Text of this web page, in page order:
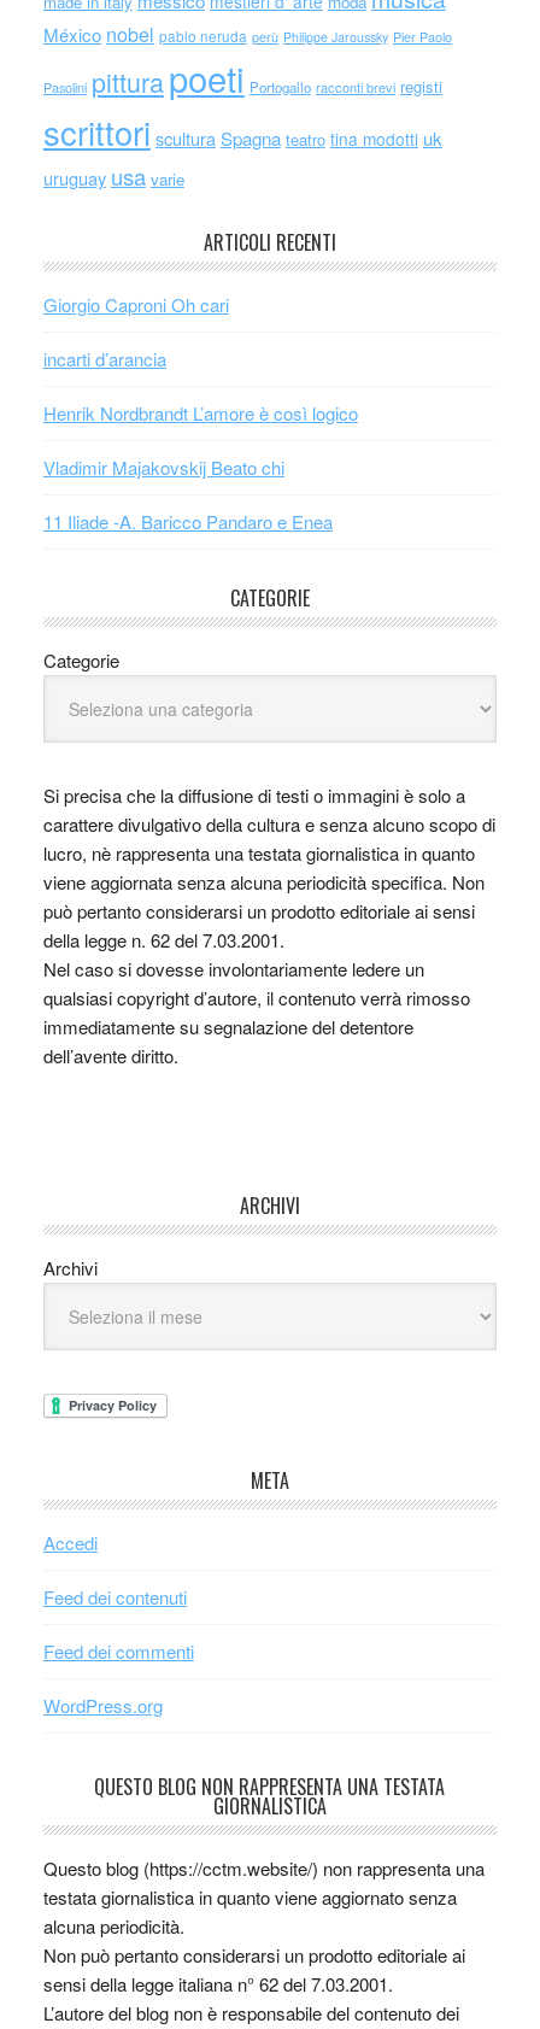
México nobel pablo neruda perù Philippe Jaroussky Pier Paolo
Pasolini pitturapoeti Portogallo racconti brevi registi
scrittori scultura Spagna teatro tina modotti uk
uruguay usa varie
ARTICOLI RECENTI
Giorgio Caproni Oh cari
incarti d’arancia
Henrik Nordbrandt L’amore è così logico
Vladimir Majakovskij Beato chi
11 Iliade -A. Baricco Pandaro e Enea
CATEGORIE
Categorie
Si precisa che la diffusione di testi o immagini è solo a
carattere divulgativo della cultura e senza alcuno scopo di
lucro, nè rappresenta una testata giornalistica in quanto
viene aggiornata senza alcuna periodicità specifica. Non
può pertanto considerarsi un prodotto editoriale ai sensi
della legge n. 62 del 7.03.2001.
Nel caso si dovesse involontariamente ledere un
qualsiasi copyright d’autore, il contenuto verrà rimosso
immediatamente su segnalazione del detentore
dell’avente diritto.
ARCHIVI
Archivi
META
Accedi
Feed dei contenuti
Feed dei commenti
WordPress.org
QUESTO BLOG NON RAPPRESENTA UNA TESTATA
GIORNALISTICA
Questo blog (https://cctm.website/) non rappresenta una
testata giornalistica in quanto viene aggiornato senza
alcuna periodicità.
Non può pertanto considerarsi un prodotto editoriale ai
sensi della legge italiana n° 62 del 7.03.2001.
L’autore del blog non è responsabile del contenuto dei